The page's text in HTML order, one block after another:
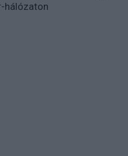
hálózaton